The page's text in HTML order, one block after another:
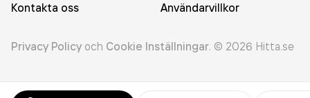
Kontakta oss
Användarvillkor
Privacy Policy och Cookie Inställningar. © 2026 Hitta.se